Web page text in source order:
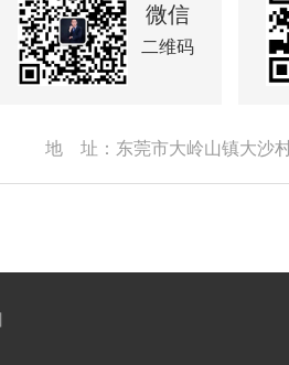
微信
二维码
地 址：东莞市大岭山镇大沙
】